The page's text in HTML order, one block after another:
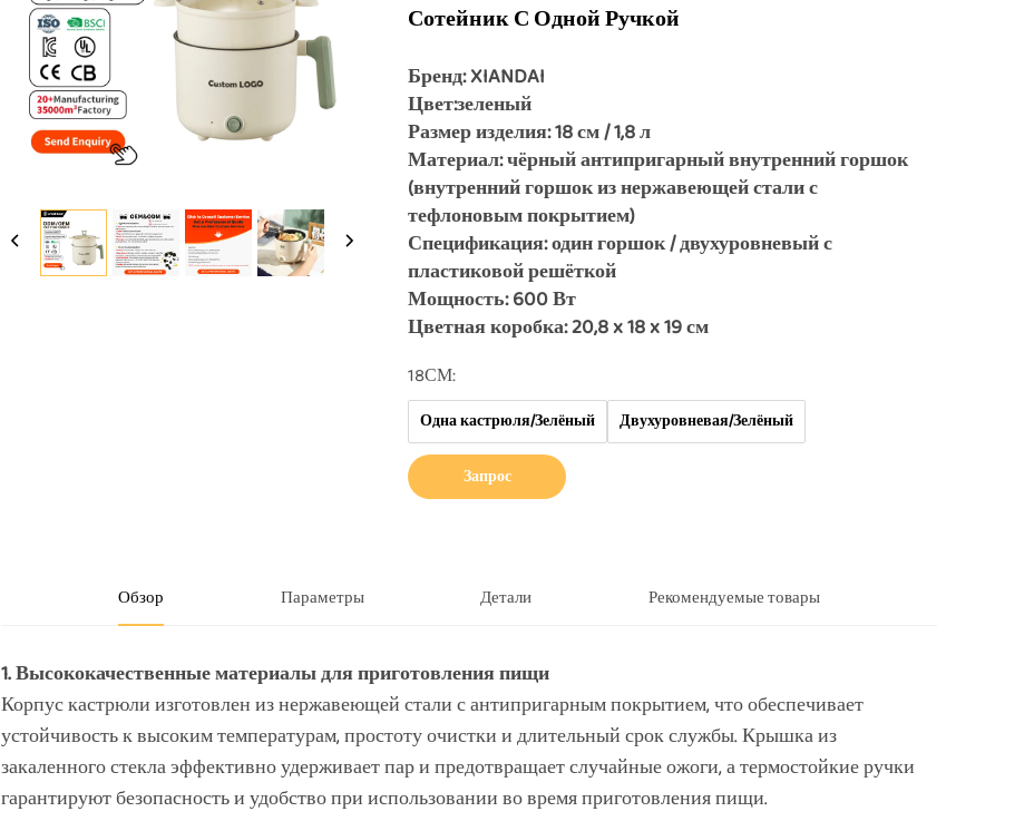
Сотейник С Одной Ручкой
Бренд: XIANDAI
Цвет:зеленый
Размер изделия: 18 см / 1,8 л
Материал: чёрный антипригарный внутренний горшок
(внутренний горшок из нержавеющей стали с
тефлоновым покрытием)
Спецификация: один горшок / двухуровневый с
пластиковой решёткой
Мощность: 600 Вт
Цветная коробка: 20,8 x 18 x 19 см
18СМ:
Одна кастрюля/Зелёный Двухуровневая/Зелёный
Запрос
Обзор Параметры Детали Рекомендуемые товары
1. Высококачественные материалы для приготовления пищи
Корпус кастрюли изготовлен из нержавеющей стали с антипригарным покрытием, что обеспечивает
устойчивость к высоким температурам, простоту очистки и длительный срок службы. Крышка из
закаленного стекла эффективно удерживает пар и предотвращает случайные ожоги, а термостойкие ручки
гарантируют безопасность и удобство при использовании во время приготовления пищи.